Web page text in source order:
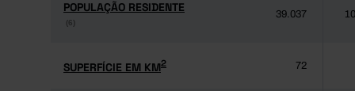
POPULAÇÃO RESIDENTE
(6)
POPULAÇÃO RESIDENTE
(6)
39.037
SUPERFÍCIE EM KM2
SUPERFÍCIE EM KM2 72